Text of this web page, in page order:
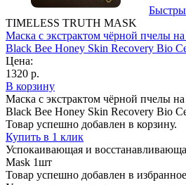
TIMELESS TRUTH MASK
Маска с экстрактом чёрной пчелы
Black Bee Honey Skin Recovery Bio
Цена:
1320 р.
В корзину
Маска с экстрактом чёрной пчелы
Black Bee Honey Skin Recovery Bio
Товар успешно добавлен в корзину.
Купить в 1 клик
Успокаивающая и
Mask 1шт
Товар успешно добавлен в